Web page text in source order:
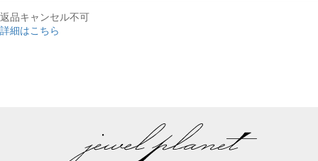
返品キャンセル不可
詳細はこちら